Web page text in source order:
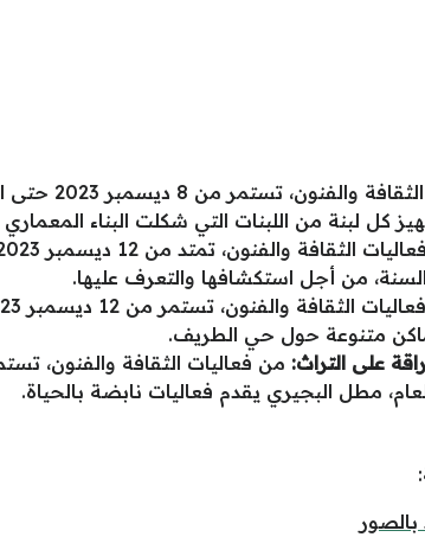
كل لبنة من اللبنات التي شكلت البناء
السنة، من أجل استكشافها والتعرف عليها.
متنوعة حول حي الطريف.
على التراث:
مطل البجيري يقدم فعاليات نابضة بالحياة.